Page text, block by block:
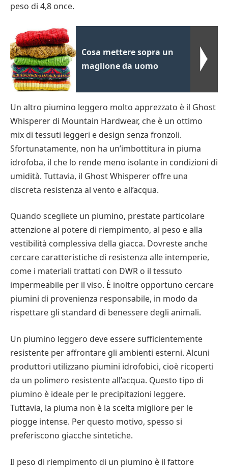
peso di 4,8 once.
Cosa mettere sopra un
maglione da uomo
Un altro piumino leggero molto apprezzato è il Ghost
Whisperer di Mountain Hardwear, che è un ottimo
mix di tessuti leggeri e design senza fronzoli.
Sfortunatamente, non ha un’imbottitura in piuma
idrofoba, il che lo rende meno isolante in condizioni di
umidità. Tuttavia, il Ghost Whisperer offre una
discreta resistenza al vento e all’acqua.
Quando scegliete un piumino, prestate particolare
attenzione al potere di riempimento, al peso e alla
vestibilità complessiva della giacca. Dovreste anche
cercare caratteristiche di resistenza alle intemperie,
come i materiali trattati con DWR o il tessuto
impermeabile per il viso. È inoltre opportuno cercare
piumini di provenienza responsabile, in modo da
rispettare gli standard di benessere degli animali.
Un piumino leggero deve essere sufficientemente
resistente per affrontare gli ambienti esterni. Alcuni
produttori utilizzano piumini idrofobici, cioè ricoperti
da un polimero resistente all’acqua. Questo tipo di
piumino è ideale per le precipitazioni leggere.
Tuttavia, la piuma non è la scelta migliore per le
piogge intense. Per questo motivo, spesso si
preferiscono giacche sintetiche.
Il peso di riempimento di un piumino è il fattore